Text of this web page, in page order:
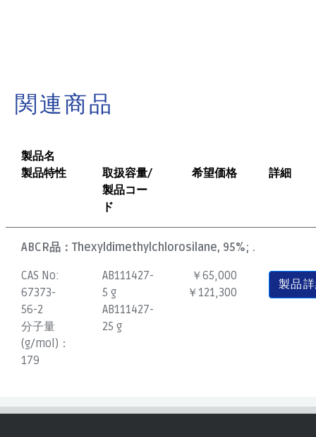
関連商品
製品名
製品特性
取扱容量/
製品コー
ド
希望価格 詳細
ABCR品：Thexyldimethylchlorosilane, 95%; .
CAS No:
67373-
56-2
分子量
(g/mol)：
179
AB111427-
5 g
AB111427-
25 g
￥65,000
￥121,300
製品